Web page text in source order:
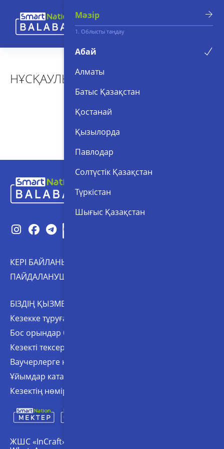
Мәзір
1. Облысты таңдау
Абай
Алматы
Батыс Қазақстан
Қостанай
Қызылорда
Павлодар
Солтүстік Қазақстан
Түркістан
Шығыс Қазақстан
НҰСҚАУЛЫҚТАР
КЕРІ БАЙЛАНЫС
ПАЙДАЛАНУШЫ КЕЛІСІМІ
БІЗДІҢ ҚЫЗМЕТТЕР:
Кезекке тұруға өтініш қалдыру
Бос орындар бюллетені
Кезекті тексеру
Ваучерлерге кезек
Ұйымдар каталогы
Кезектің нөмірін тексеру
ЖШС «InCraft»